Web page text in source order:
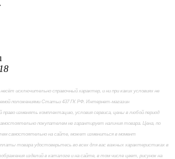
исключительно справочный характер, и ни при каких условиях не
положениями Статьи 437 ГК РФ. Интернет-магазин
изменять комплектацию, условия сервиса, цены в любой период
покупателем не гарантирует наличия товара. Цена, по
самостоятельно на сайте, может измениться в момент
товара удостоверьтесь во всех для вас важных характеристиках в
изделий в каталоге и на сайте, в том числе цвет, рисунок на